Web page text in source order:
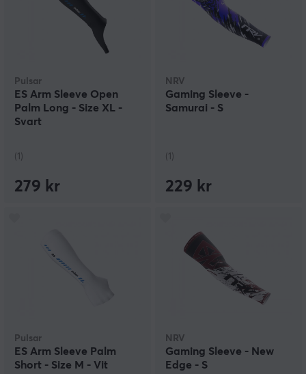
Pulsar
ES Arm Sleeve Open
Palm Long - Size XL -
Svart
(1)
279 kr
NRV
Gaming Sleeve -
Samurai - S
(1)
229 kr
Pulsar
ES Arm Sleeve Palm
Short - Size M - Vit
NRV
Gaming Sleeve - New
Edge - S